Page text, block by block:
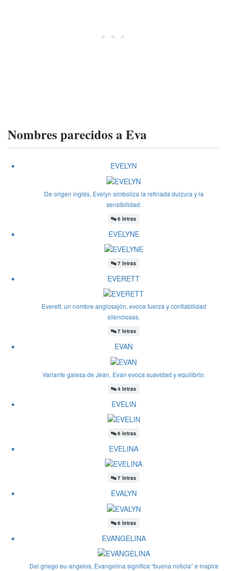
Nombres parecidos a Eva
EVELYN
De origen inglés, Evelyn simboliza la refinada dulzura y la
sensibilidad.
🔤6 letras
EVELYNE
🔤7 letras
EVERETT
Everett, un nombre anglosajón, evoca fuerza y ​​confiabilidad
silenciosas.
🔤7 letras
EVAN
Variante galesa de Jean, Evan evoca suavidad y equilibrio.
🔤4 letras
EVELIN
🔤6 letras
EVELINA
🔤7 letras
EVALYN
🔤6 letras
EVANGELINA
Del griego eu-angelos, Evangelina significa “buena noticia” e inspira